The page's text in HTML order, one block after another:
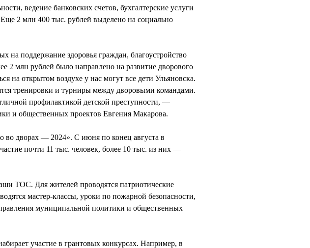
ведение банковских счетов, бухгалтерские услуги
2 млн 400 тыс. рублей выделено на социально
на поддержание здоровья граждан, благоустройство
2 млн рублей было направлено на развитие дворового
на открытом воздухе у нас могут все дети Ульяновска.
тренировки и турниры между дворовыми командами.
профилактикой детской преступности, —
и общественных проектов Евгения Макарова.
во дворах — 2024». С июня по конец августа в
почти 11 тыс. человек, более 10 тыс. из них —
ТОС. Для жителей проводятся патриотические
мастер-классы, уроки по пожарной безопасности,
муниципальной политики и общественных
участие в грантовых конкурсах. Например, в